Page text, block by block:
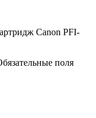
Canon PFI-
поля